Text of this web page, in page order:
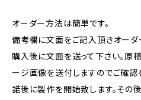
オーダー方法は簡単です。
備考欄に文面をご記入頂きオーダ
購入後に文面を送って下さい。原
ージ画像を送付しますのでご確認
諾後に製作を開始致します。その